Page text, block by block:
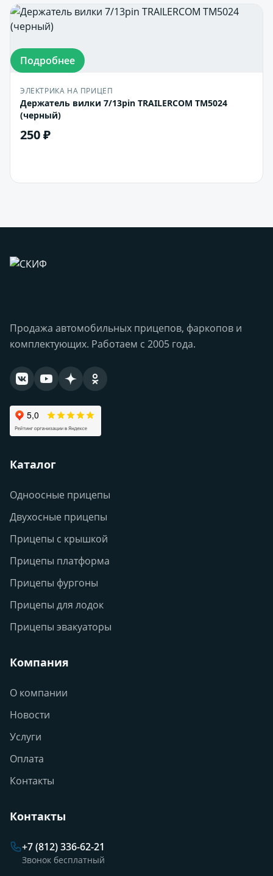
Подробнее
ЭЛЕКТРИКА НА ПРИЦЕП
Держатель вилки 7/13pin TRAILERCOM TM5024
(черный)
250 ₽
Продажа автомобильных прицепов, фаркопов и
комплектующих. Работаем с 2005 года.
Каталог
Одноосные прицепы
Двухосные прицепы
Прицепы с крышкой
Прицепы платформа
Прицепы фургоны
Прицепы для лодок
Прицепы эвакуаторы
Компания
О компании
Новости
Услуги
Оплата
Контакты
Контакты
+7 (812) 336-62-21
Звонок бесплатный